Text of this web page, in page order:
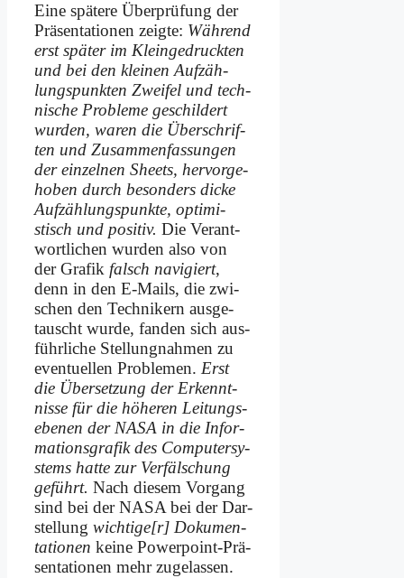
Ei­ne spä­te­re Über­prü­fung der
Prä­sen­ta­tio­nen zeig­te: Wäh­rend
erst spä­ter im Klein­gedruckten
und bei den klei­nen Auf­zäh­
lungs­punk­ten Zwei­fel und tech­
ni­sche Pro­bleme ge­schil­dert
wur­den, wa­ren die Über­schrif­
ten und Zu­sam­men­fas­sun­gen
der ein­zel­nen Sheets, her­vor­ge­
ho­ben durch be­son­ders dicke
Auf­zäh­lungs­punk­te, op­ti­mi­
stisch und po­si­tiv. Die Ver­ant­
wort­li­chen wur­den al­so von
der Gra­fik falsch na­vi­giert,
denn in den E‑Mails, die zwi­
schen den Tech­ni­kern aus­ge­
tauscht wur­de, fan­den sich aus­
führ­li­che Stel­lung­nah­men zu
even­tu­el­len Pro­ble­men. Erst
die Über­set­zung der Er­kennt­
nis­se für die hö­he­ren Lei­tungs­
ebe­nen der NASA in die In­for­
ma­ti­ons­gra­fik des Com­pu­ter­sy­
stems hat­te zur Ver­fäl­schung
ge­führt. Nach die­sem Vor­gang
sind bei der NASA bei der Dar­
stel­lung wichtige[r] Do­ku­men­
ta­tio­nen kei­ne Power­point-Prä­
sen­ta­tio­nen mehr zu­ge­las­sen.